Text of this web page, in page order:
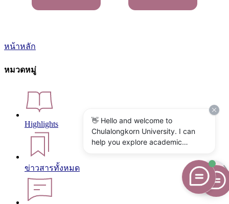
หน้าหลัก
หมวดหมู่
Highlights
ข่าวสารทั้งหมด
👋 Hello and welcome to
Chulalongkorn University. I can
help you explore academic